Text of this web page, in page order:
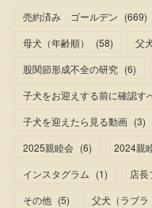
売約済み ゴールデン (669)
母犬（年齢順）
(58) 父
股関節形成不全の研究 (6)
子犬をお迎えする前に確認す
子犬を迎えたら見る動画 (3)
2025親睦会 (6) 2024親
インスタグラム (1) 店
その他 (5) 父犬（ラブラ